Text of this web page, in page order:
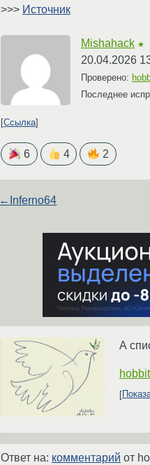
>>> Источник
Mishahack ★
20.04.2026
Проверено:
Последнее
Ссылка
6 4 2
← Inferno64
А
hobbit
Ответ на: комментарий от